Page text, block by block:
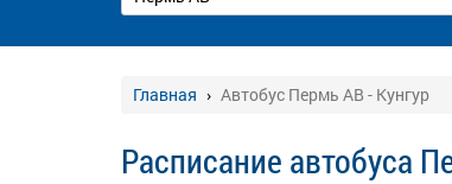
Главная Автобус Пермь АВ - Кунгур
Расписание автобуса